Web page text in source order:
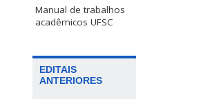
Manual de trabalhos
acadêmicos UFSC
EDITAIS
ANTERIORES